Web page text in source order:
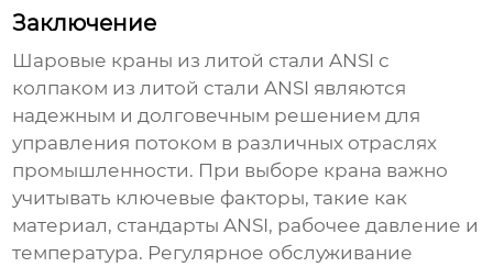
Заключение
Шаровые краны из литой стали ANSI с
колпаком из литой стали ANSI являются
надежным и долговечным решением для
управления потоком в различных отраслях
промышленности. При выборе крана важно
учитывать ключевые факторы, такие как
материал, стандарты ANSI, рабочее давление и
температура. Регулярное обслуживание